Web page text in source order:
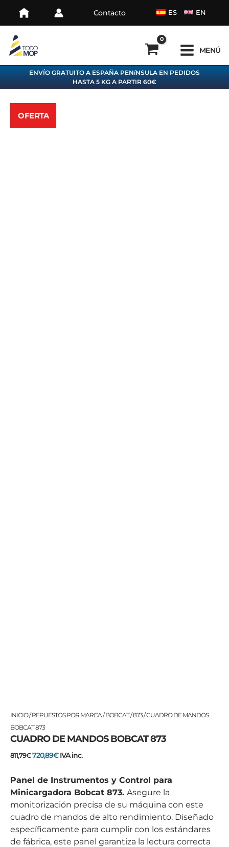
Contacto ES EN
MENÚ
ENVÍO GRATUITO A ESPAÑA PENíNSULA EN PEDIDOS
HASTA 5 KG A PARTIR 60€
OFERTA
INICIO/REPUESTOS POR MARCA/BOBCAT/873/ CUADRO DE MANDOS
BOBCAT 873
CUADRO DE MANDOS BOBCAT 873
811,79€
El
precio
original
era:
720,89€
El
actual
es:
IVA inc.
Panel de Instrumentos y Control para
Minicargadora Bobcat 873. Asegure la
monitorización precisa de su máquina con este
cuadro de mandos de alto rendimiento. Diseñado
específicamente para cumplir con los estándares
de fábrica, este panel garantiza la lectura correcta
CUADRO
DE
MANDOS
BOBCAT
cantidad